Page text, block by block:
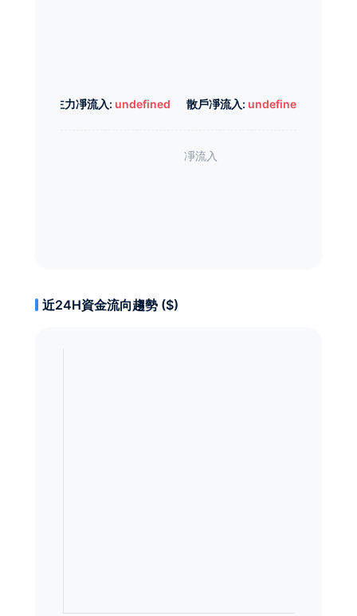
主力凈流入: undefined 散戶凈流入: undefined
近24H資金流向趨勢 ($)